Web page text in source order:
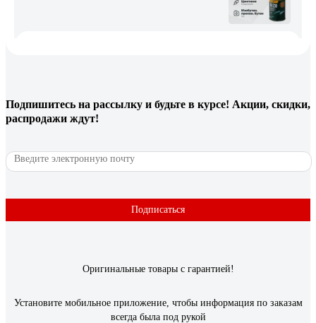
88 отзывов
Горит стабильно, не чихает. Если кому надо для
туристической плитки, то подходит по размеру.
Подпишитесь на рассылку и будьте в курсе! Акции, скидки,
распродажи ждут!
Подписаться
Оригинальные товары с гарантией!
Установите мобильное приложение, чтобы информация по заказам
всегда была под рукой